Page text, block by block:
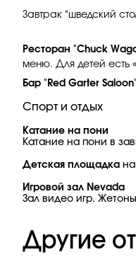
Завтрак “шведский
Ресторан "Chuck
меню. Для детей есть
Бар "Red Garter Saloon"
Спорт и отдых
Катание на пони
Катание на пони в
Детская площадка на
Игровой зал Nevada
Зал видео игр.
Другие